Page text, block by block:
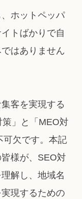
、ホットペッパ
トばかりで自
はありません
客を実現する
」と「MEO対
可欠です。本記
様が、SEO対
解し、地域名
現するための